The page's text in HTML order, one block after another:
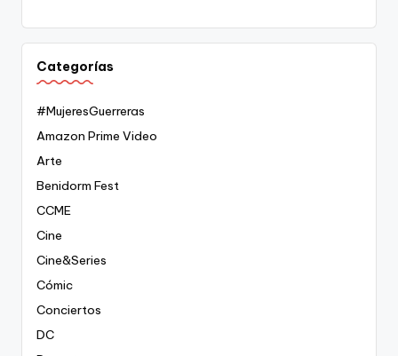
Categorías
#MujeresGuerreras
Amazon Prime Video
Arte
Benidorm Fest
CCME
Cine
Cine&Series
Cómic
Conciertos
DC